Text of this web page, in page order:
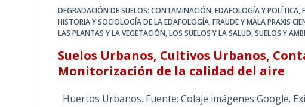
DEGRADACIÓN DE SUELOS: CONTAMINACIÓN,EDAFOLOGÍA Y POLÍTICA,
HISTORIA Y SOCIOLOGÍA DE LA EDAFOLOGÍA,FRAUDE Y MALA PRAXIS
LAS PLANTAS Y LA VEGETACIÓN,LOS SUELOS Y LA SALUD,SUELOS Y
Suelos Urbanos, Cultivos Urbanos,
Monitorización de la calidad del aire
Huertos Urbanos. Fuente: Colaje imágenes Google.